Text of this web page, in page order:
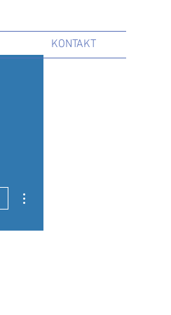
KONTAKT